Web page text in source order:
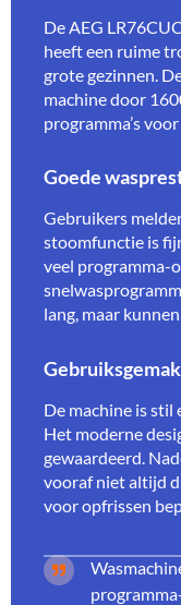
De AEG
heeft een ruime
grote gezinnen.
machine door
programma’s
Goede
Gebruikers
stoomfunctie is
veel programma-
lang, maar
De machine is stil
Het moderne
gewaardeerd.
vooraf niet altijd
voor opfrissen